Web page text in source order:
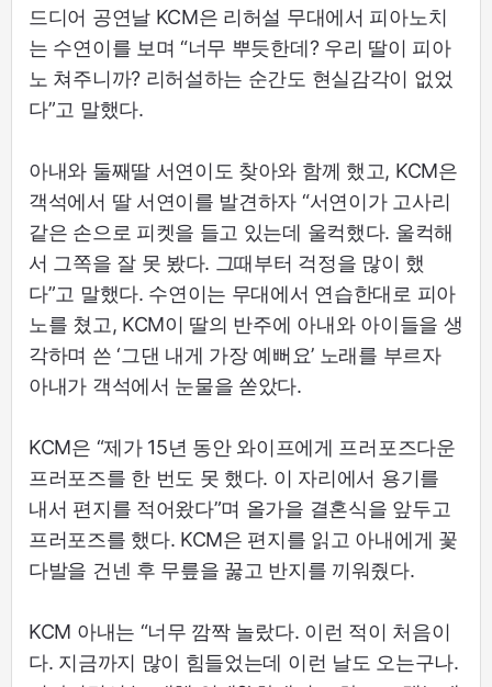
드디어 공연날 KCM은 리허설 무대에서 피아노치
는 수연이를 보며 “너무 뿌듯한데? 우리 딸이 피아
노 쳐주니까? 리허설하는 순간도 현실감각이 없었
다”고 말했다.
아내와 둘째딸 서연이도 찾아와 함께 했고, KCM은
객석에서 딸 서연이를 발견하자 “서연이가 고사리
같은 손으로 피켓을 들고 있는데 울컥했다. 울컥해
서 그쪽을 잘 못 봤다. 그때부터 걱정을 많이 했
다”고 말했다. 수연이는 무대에서 연습한대로 피아
노를 쳤고, KCM이 딸의 반주에 아내와 아이들을 생
각하며 쓴 ‘그댄 내게 가장 예뻐요’ 노래를 부르자
아내가 객석에서 눈물을 쏟았다.
KCM은 “제가 15년 동안 와이프에게 프러포즈다운
프러포즈를 한 번도 못 했다. 이 자리에서 용기를
내서 편지를 적어왔다”며 올가을 결혼식을 앞두고
프러포즈를 했다. KCM은 편지를 읽고 아내에게 꽃
다발을 건넨 후 무릎을 꿇고 반지를 끼워줬다.
KCM 아내는 “너무 깜짝 놀랐다. 이런 적이 처음이
다. 지금까지 많이 힘들었는데 이런 날도 오는구나.